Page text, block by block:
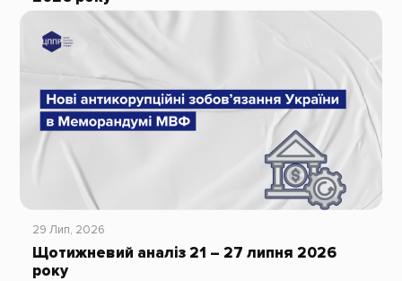
29 Лип, 2026
Щотижневий аналіз 21 – 27 липня 2026
року